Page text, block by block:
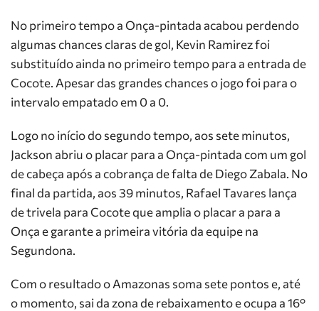
No primeiro tempo a Onça-pintada acabou perdendo
algumas chances claras de gol, Kevin Ramirez foi
substituído ainda no primeiro tempo para a entrada de
Cocote. Apesar das grandes chances o jogo foi para o
intervalo empatado em 0 a 0.
Logo no início do segundo tempo, aos sete minutos,
Jackson abriu o placar para a Onça-pintada com um gol
de cabeça após a cobrança de falta de Diego Zabala. No
final da partida, aos 39 minutos, Rafael Tavares lança
de trivela para Cocote que amplia o placar a para a
Onça e garante a primeira vitória da equipe na
Segundona.
Com o resultado o Amazonas soma sete pontos e, até
o momento, sai da zona de rebaixamento e ocupa a 16°